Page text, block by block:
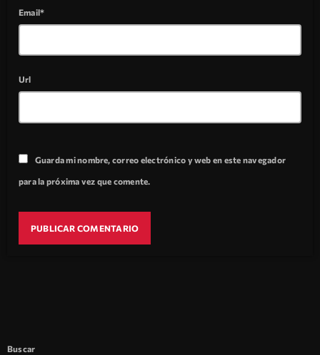
Email*
Url
Guarda mi nombre, correo electrónico y web en este navegador
para la próxima vez que comente.
Buscar